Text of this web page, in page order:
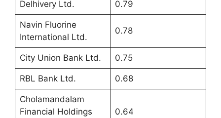
Delhivery Ltd. 0.79
Navin Fluorine
International Ltd.
0.78
City Union Bank Ltd. 0.75
RBL Bank Ltd. 0.68
Cholamandalam
Financial Holdings
0.64